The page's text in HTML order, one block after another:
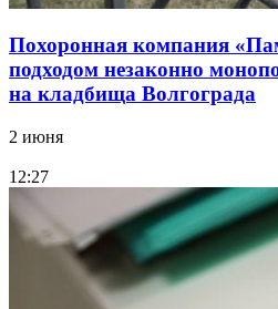
Похоронная компания
подходом незаконно
на кладбища Волгограда
2 июня
12:27